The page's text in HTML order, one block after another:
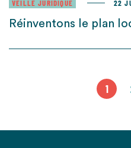
VEILLE JURIDIQUE 22
Réinventons le plan
1